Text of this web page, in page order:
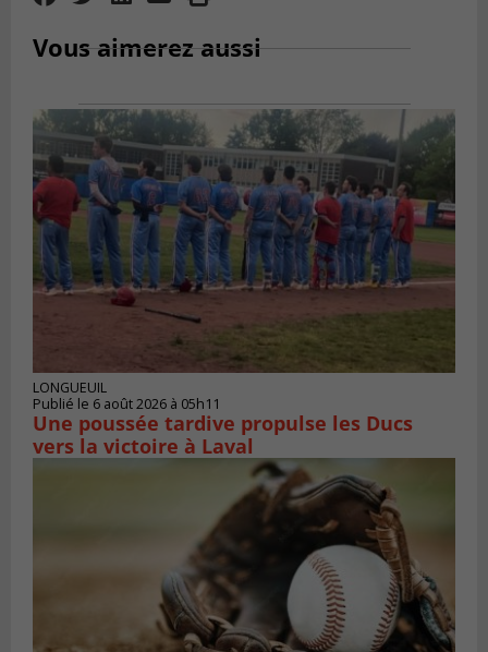
Vous aimerez aussi
LONGUEUIL
Publié le 6 août 2026 à 05h11
Une poussée tardive propulse les Ducs
vers la victoire à Laval